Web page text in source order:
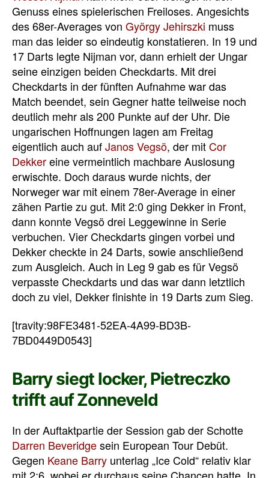
Genuss eines spielerischen Freiloses. Angesichts
des 68er-Averages von György Jehirszki muss
man das leider so eindeutig konstatieren. In 19 und
17 Darts legte Nijman vor, dann erhielt der Ungar
seine einzigen beiden Checkdarts. Mit drei
Checkdarts in der fünften Aufnahme war das
Match beendet, sein Gegner hatte teilweise noch
deutlich mehr als 200 Punkte auf der Uhr. Die
ungarischen Hoffnungen lagen am Freitag
eigentlich auch aufJanos Vegsö, der mitCor
Dekkereine vermeintlich machbare Auslosung
erwischte. Doch daraus wurde nichts, der
Norweger war mit einem 78er-Average in einer
zähen Partie zu gut. Mit 2:0 ging Dekker in Front,
dann konnte Vegsö drei Leggewinne in Serie
verbuchen. Vier Checkdarts gingen vorbei und
Dekker checkte in 24 Darts, sowie anschließend
zum Ausgleich. Auch in Leg 9 gab es für Vegsö
verpasste Checkdarts und das war dann letztlich
doch zu viel, Dekker finishte in 19 Darts zum Sieg.
[travity:98FE3481-52EA-4A99-BD3B-
7BD0449D0543]
Barry siegt locker, Pietreczko
trifft auf Zonneveld
In der Auftaktpartie der Session gab der Schotte
Darren Beveridgesein European Tour Debüt.
Gegen Keane Barry unterlag „Ice Cold“ relativ klar